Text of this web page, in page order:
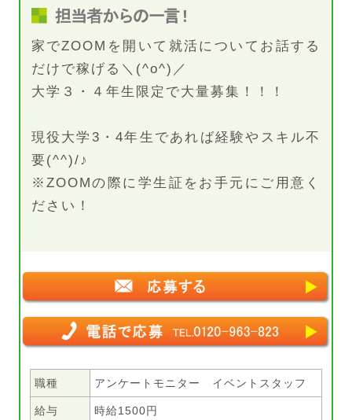
家でZOOMを開いて就活についてお話する
だけで稼げる＼(^o^)／
大学３・４年生限定で大量募集！！！
現役大学3・4年生であれば経験やスキル不
要(^^)/♪
※ZOOMの際に学生証をお手元にご用意く
ださい！
職種 アンケートモニター イベントスタッフ
給与 時給1500円